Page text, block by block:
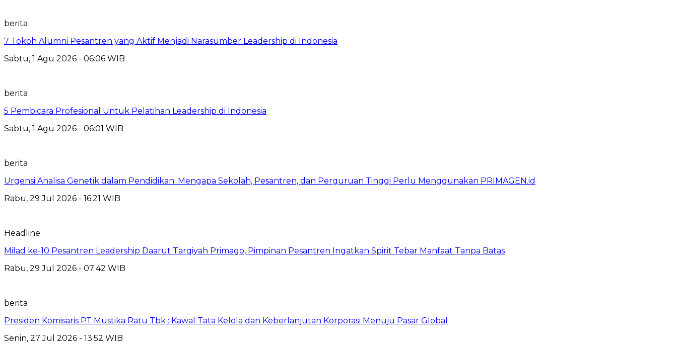
berita
7 Tokoh Alumni Pesantren yang Aktif Menjadi Narasumber Leadership di Indonesia
Sabtu, 1 Agu 2026 - 06:06 WIB
berita
5 Pembicara Profesional Untuk Pelatihan Leadership di Indonesia
Sabtu, 1 Agu 2026 - 06:01 WIB
berita
Urgensi Analisa Genetik dalam Pendidikan: Mengapa Sekolah, Pesantren, dan Perguruan Tinggi Perlu Menggunakan PRIMAGEN.id
Rabu, 29 Jul 2026 - 16:21 WIB
Headline
Milad ke-10 Pesantren Leadership Daarut Tarqiyah Primago, Pimpinan Pesantren Ingatkan Spirit Tebar Manfaat Tanpa Batas
Rabu, 29 Jul 2026 - 07:42 WIB
berita
Presiden Komisaris PT Mustika Ratu Tbk : Kawal Tata Kelola dan Keberlanjutan Korporasi Menuju Pasar Global
Senin, 27 Jul 2026 - 13:52 WIB